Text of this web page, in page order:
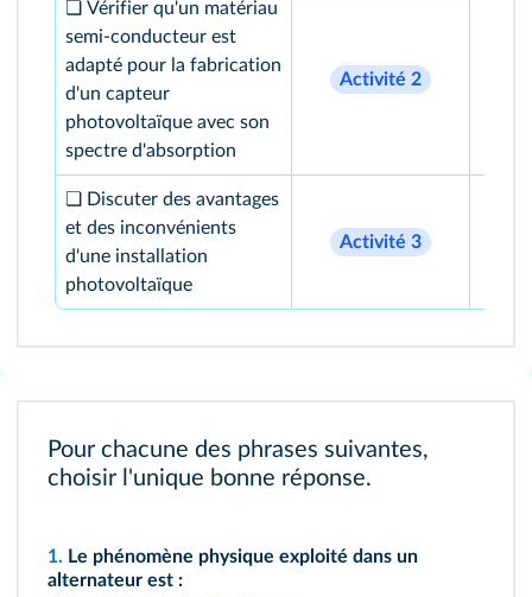
semi-conducteur est
adapté pour la fabrication
d'un capteur
photovoltaïque avec son
spectre d'absorption
Activité 2
et des inconvénients
d'une installation
photovoltaïque
Activité 3
Pour chacune des phrases suivantes,
choisir l'unique bonne réponse.
1. Le phénomène physique exploité dans un
alternateur est :